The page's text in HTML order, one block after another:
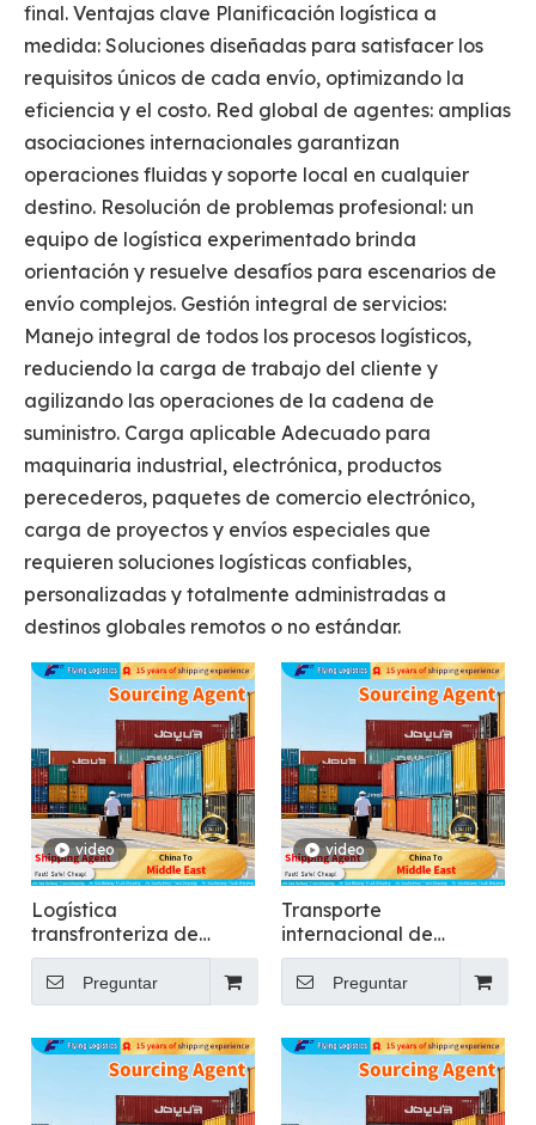
final. Ventajas clave Planificación logística a
medida: Soluciones diseñadas para satisfacer los
requisitos únicos de cada envío, optimizando la
eficiencia y el costo. Red global de agentes: amplias
asociaciones internacionales garantizan
operaciones fluidas y soporte local en cualquier
destino. Resolución de problemas profesional: un
equipo de logística experimentado brinda
orientación y resuelve desafíos para escenarios de
envío complejos. Gestión integral de servicios:
Manejo integral de todos los procesos logísticos,
reduciendo la carga de trabajo del cliente y
agilizando las operaciones de la cadena de
suministro. Carga aplicable Adecuado para
maquinaria industrial, electrónica, productos
perecederos, paquetes de comercio electrónico,
carga de proyectos y envíos especiales que
requieren soluciones logísticas confiables,
personalizadas y totalmente administradas a
destinos globales remotos o no estándar.
video
Logística
transfronteriza de
extremo a extremo que
brinda soporte a más
de 150 países - Flying
Preguntar
video
Transporte
internacional de
contenedores
ecológico - Flying
Preguntar